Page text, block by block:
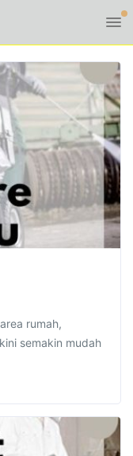
rumah,
semakin mudah